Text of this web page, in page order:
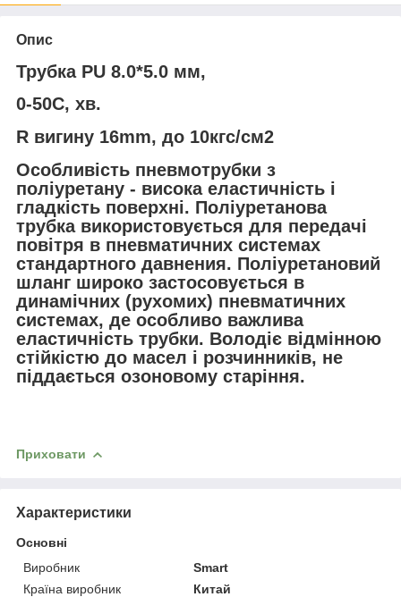
Опис
Трубка PU 8.0*5.0 мм,
0-50С, хв.
R вигину 16mm, до 10кгс/см2
Особливість пневмотрубки з
поліуретану - висока еластичність і
гладкість поверхні. Поліуретанова
трубка використовується для передачі
повітря в пневматичних системах
стандартного давнения. Поліуретановий
шланг широко застосовується в
динамічних (рухомих) пневматичних
системах, де особливо важлива
еластичність трубки. Володіє відмінною
стійкістю до масел і розчинників, не
піддається озоновому старіння.
Приховати
Характеристики
Основні
Виробник
Smart
Країна виробник
Китай